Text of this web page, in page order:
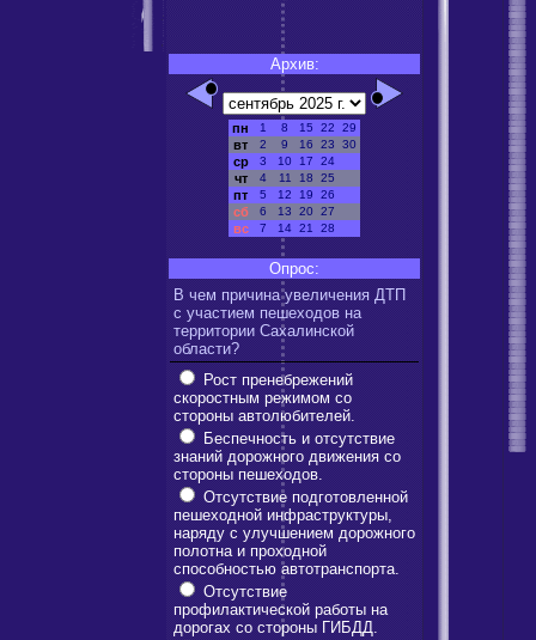
Архив:
пн 1 8 15 22 29
вт 2 9 16 23 30
ср 3 10 17 24
чт 4 11 18 25
пт 5 12 19 26
сб 6 13 20 27
вс 7 14 21 28
Опрос:
В чем причина увеличения ДТП
с участием пешеходов на
территории Сахалинской
области?
Рост пренебрежений
скоростным режимом со
стороны автолюбителей.
Беспечность и отсутствие
знаний дорожного движения со
стороны пешеходов.
Отсутствие подготовленной
пешеходной инфраструктуры,
наряду с улучшением дорожного
полотна и проходной
способностью автотранспорта.
Отсутствие
профилактической работы на
дорогах со стороны ГИБДД.